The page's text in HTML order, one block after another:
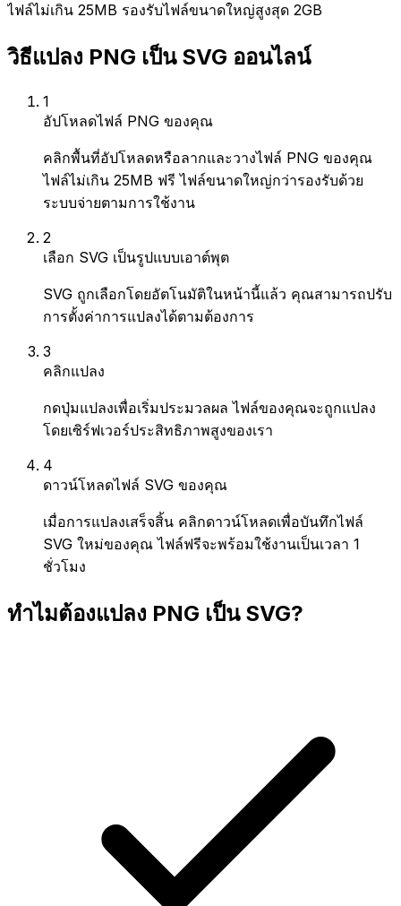
ไฟล์ไม่เกิน 25MB รองรับไฟล์ขนาดใหญ่สูงสุด 2GB
วิธีแปลง PNG เป็น SVG ออนไลน์
1
อัปโหลดไฟล์ PNG ของคุณ
คลิกพื้นที่อัปโหลดหรือลากและวางไฟล์ PNG ของคุณ
ไฟล์ไม่เกิน 25MB ฟรี ไฟล์ขนาดใหญ่กว่ารองรับด้วย
ระบบจ่ายตามการใช้งาน
2
เลือก SVG เป็นรูปแบบเอาต์พุต
SVG ถูกเลือกโดยอัตโนมัติในหน้านี้แล้ว คุณสามารถปรับ
การตั้งค่าการแปลงได้ตามต้องการ
3
คลิกแปลง
กดปุ่มแปลงเพื่อเริ่มประมวลผล ไฟล์ของคุณจะถูกแปลง
โดยเซิร์ฟเวอร์ประสิทธิภาพสูงของเรา
4
ดาวน์โหลดไฟล์ SVG ของคุณ
เมื่อการแปลงเสร็จสิ้น คลิกดาวน์โหลดเพื่อบันทึกไฟล์
SVG ใหม่ของคุณ ไฟล์ฟรีจะพร้อมใช้งานเป็นเวลา 1
ชั่วโมง
ทำไมต้องแปลง PNG เป็น SVG?